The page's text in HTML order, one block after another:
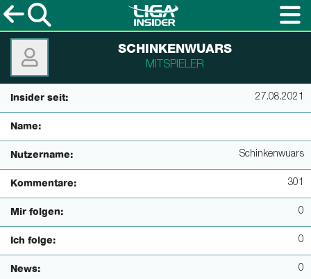
SCHINKENWUARS
MITSPIELER
Insider seit: 27.08.2021
Name:
Nutzername: Schinkenwuars
Kommentare: 301
Mir folgen: 0
Ich folge: 0
News: 0